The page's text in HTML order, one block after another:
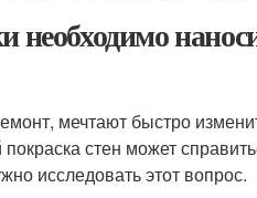
необходимо
мечтают быстро
стен может
исследовать этот вопрос.